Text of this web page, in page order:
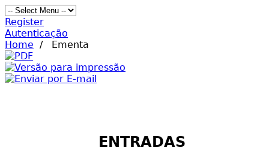
Register
Autenticação
Home / Ementa
ENTRADAS